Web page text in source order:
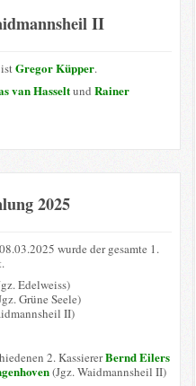
II
Gregor Küpper.
van Hasseltund Rainer
2025
wurde der gesamte 1.
Edelweiss)
Grüne Seele)
II)
2. KassiererBernd Eilers
(Jgz. Waidmannsheil II)